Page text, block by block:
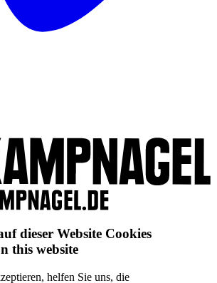
dieser Website Cookies
this website
helfen Sie uns, die